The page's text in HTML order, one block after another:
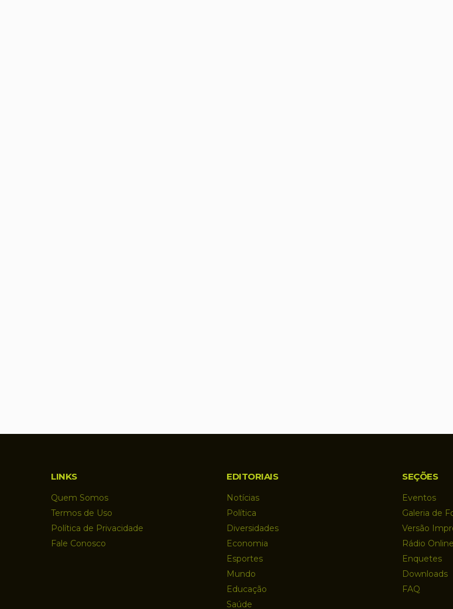
LINKS
Quem Somos
Termos de Uso
Política de Privacidade
Fale Conosco
EDITORIAIS
Notícias
Política
Diversidades
Economia
Esportes
Mundo
Educação
Saúde
SEÇÕES
Eventos
Galeria de
Versão
Rádio Online
Enquetes
Downloads
FAQ